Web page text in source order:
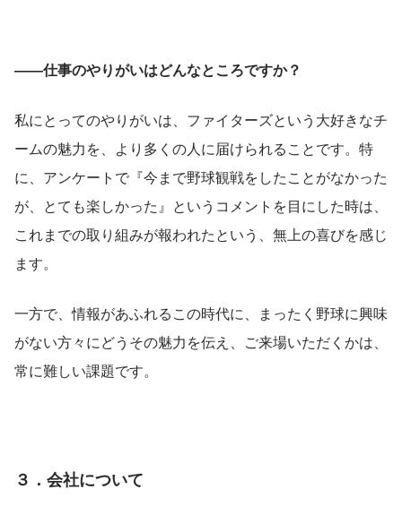
――仕事のやりがいはどんなところですか？
私にとってのやりがいは、ファイターズという大好きなチ
ームの魅力を、より多くの人に届けられることです。特
に、アンケートで『今まで野球観戦をしたことがなかった
が、とても楽しかった』というコメントを目にした時は、
これまでの取り組みが報われたという、無上の喜びを感じ
ます。
一方で、情報があふれるこの時代に、まったく野球に興味
がない方々にどうその魅力を伝え、ご来場いただくかは、
常に難しい課題です。
３．会社について